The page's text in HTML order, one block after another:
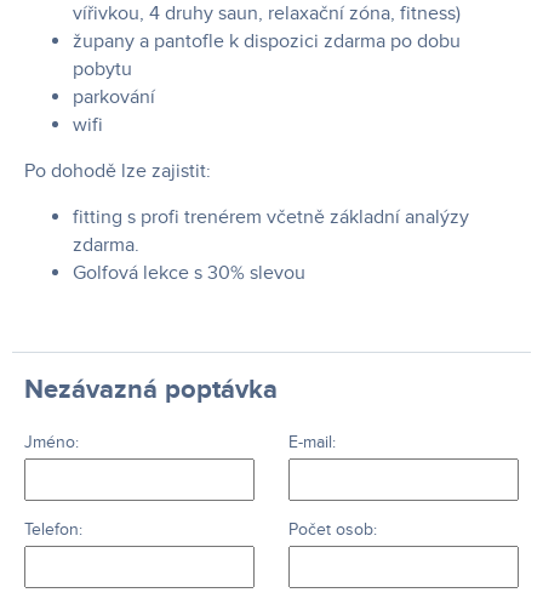
vířivkou, 4 druhy saun, relaxační zóna, fitness)
župany a pantofle k dispozici zdarma po dobu
pobytu
parkování
wifi
Po dohodě lze zajistit:
fitting s profi trenérem včetně základní analýzy
zdarma.
Golfová lekce s 30% slevou
Nezávazná poptávka
Jméno: E-mail:
Telefon: Počet osob: